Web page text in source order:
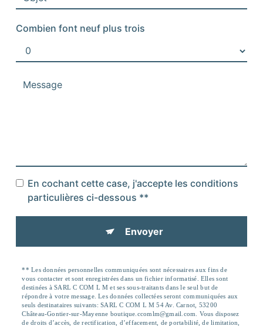
Combien font neuf plus trois
En cochant cette case, j'accepte les conditions
particulières ci-dessous **
Envoyer
** Les données personnelles communiquées sont nécessaires aux fins de
vous contacter et sont enregistrées dans un fichier informatisé. Elles sont
destinées à SARL C COM L M et ses sous-traitants dans le seul but de
répondre à votre message. Les données collectées seront communiquées aux
seuls destinataires suivants: SARL C COM L M 54 Av. Carnot, 53200
Château-Gontier-sur-Mayenne boutique.ccomlm@gmail.com. Vous disposez
de droits d’accès, de rectification, d’effacement, de portabilité, de limitation,